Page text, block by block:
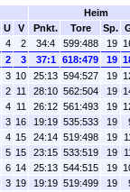
Heim
U V Pnkt. Tore Sp.
4 2 34:4 599:488 19
2 3 37:1 618:479 19
3 10 25:13 594:527 19
2 11 28:10 562:504 19
4 11 26:12 561:493 19
3 16 19:19 535:533 19
4 15 24:14 519:498 19
5 15 23:15 533:519 19
6 14 25:13 544:515 19
3 19 19:19 519:499 19